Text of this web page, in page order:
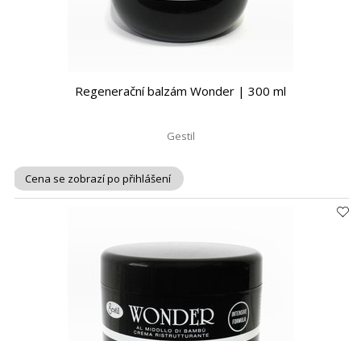
Regenerační balzám Wonder | 300 ml
Gestil
Cena se zobrazí po přihlášení